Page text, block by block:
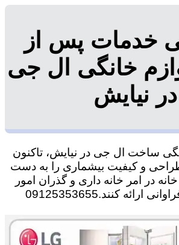
خدمات پس از
خانگی ال جی
در نیایش
ساخت ال جی در نیایش، تاکنون
طراحی و کیفیت بیشماری را به دست
در امر خانه داری و گذران امور
زندگی، کمک های فراوانی ارائه کنند.09125353655